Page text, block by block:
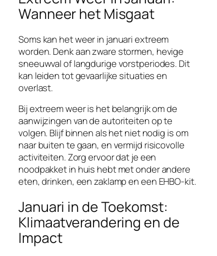
Wanneer het Misgaat
Soms kan het weer in januari extreem
worden. Denk aan zware stormen, hevige
sneeuwval of langdurige vorstperiodes. Dit
kan leiden tot gevaarlijke situaties en
overlast.
Bij extreem weer is het belangrijk om de
aanwijzingen van de autoriteiten op te
volgen. Blijf binnen als het niet nodig is om
naar buiten te gaan, en vermijd risicovolle
activiteiten. Zorg ervoor dat je een
noodpakket in huis hebt met onder andere
eten, drinken, een zaklamp en een EHBO-kit.
Januari in de Toekomst:
Klimaatverandering en de
Impact